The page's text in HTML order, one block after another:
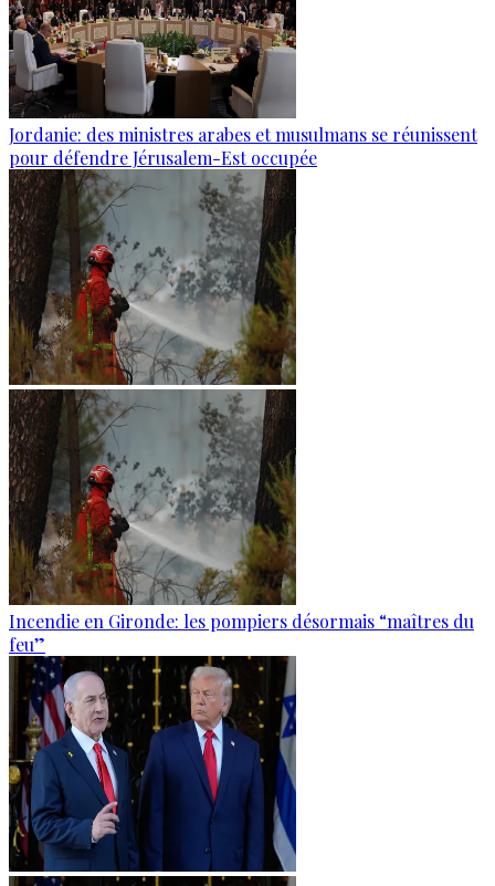
Jordanie: des ministres arabes et musulmans se réunissent
pour défendre Jérusalem-Est occupée
Incendie en Gironde: les pompiers désormais “maîtres du
feu”